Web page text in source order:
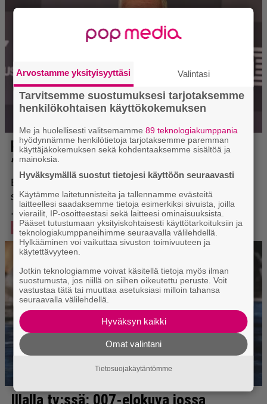
Arvostamme yksityisyyttäsi Valintasi
Tarvitsemme suostumuksesi tarjotaksemme
henkilökohtaisen käyttökokemuksen
Me ja huolellisesti valitsemamme89 teknologiakumppania
hyödynnämme henkilötietoja tarjotaksemme paremman
käyttäjäkokemuksen sekä kohdentaaksemme sisältöä ja
mainoksia.
Hyväksymällä suostut tietojesi käyttöön seuraavasti
Käytämme laitetunnisteita ja tallennamme evästeitä
laitteellesi saadaksemme tietoja esimerkiksi sivuista, joilla
vierailit, IP-osoitteestasi sekä laitteesi ominaisuuksista.
Pääset tutustumaan yksityiskohtaisesti käyttötarkoituksiin ja
teknologiakumppaneihimme seuraavalla välilehdellä.
Hylkääminen voi vaikuttaa sivuston toimivuuteen ja
käytettävyyteen.
Jotkin teknologiamme voivat käsitellä tietoja myös ilman
suostumusta, jos niillä on siihen oikeutettu peruste. Voit
vastustaa tätä tai muuttaa asetuksiasi milloin tahansa
seuraavalla välilehdellä.
Hyväksyn kaikki
Omat valintani
Tietosuojakäytäntömme